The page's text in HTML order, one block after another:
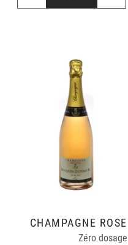
CHAMPAGNE ROSÉ
Zéro dosage